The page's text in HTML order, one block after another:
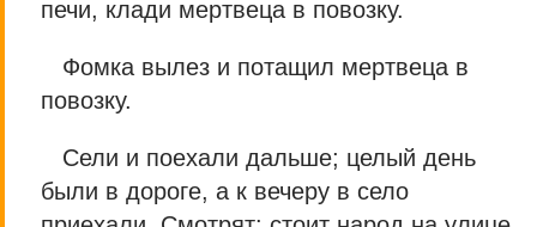
печи, клади мертвеца в повозку.
Фомка вылез и потащил мертвеца в
повозку.
Сели и поехали дальше; целый день
были в дороге, а к вечеру в село